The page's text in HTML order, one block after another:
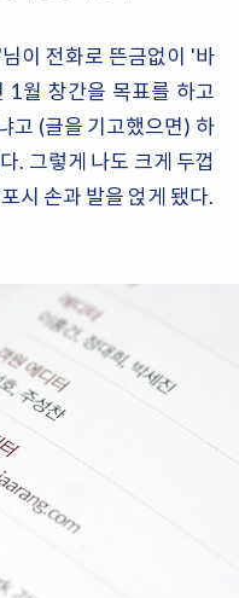
이 전화로 뜬금없이 '바
월 창간을 목표를 하고
고 (글을 기고했으면) 하
. 그렇게 나도 크게 두껍
시 손과 발을 얹게 됐다.